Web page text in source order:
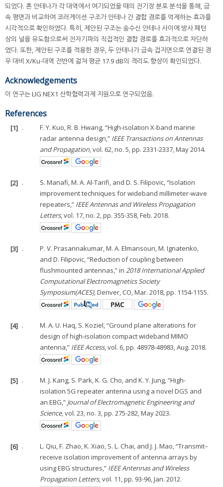
되었다. 혼 안테나가 각 대역에서 여기되었을 때의 전기장 분포 분석을 통해, 금
속 평면과 비교하여 코러게이션 구조가 안테나 간 결합 경로를 억제하는 효과를
시각적으로 확인하였다. 특히, 제안된 구조는 송수신 안테나 사이에 방사 패턴
상의 널을 유도함으로써 전자기파의 직접적인 결합 경로를 효과적으로 차단하
였다. 또한, 제안된 구조를 적용한 경우, 두 안테나가 금속 접지면으로 연결된 경
우 대비 X/Ku-대역 전반에 걸쳐 평균 17.9 dB의 격리도 향상이 확인되었다.
Acknowledgements
이 연구는 LIG NEX1 산학협력과제 지원으로 연구되었음.
References
[1] .
F. Y. Kuo, R. B. Hwang, “High-isolation X-band marine
radar antenna design,” IEEE Transactions on Antennas
and Propagation, vol. 62, no. 5, pp. 2331-2337, May 2014.
[2] .
S. Manafi, M. A. Al-Tarifi, and D. S. Filipovic, “Isolation
improvement techniques for wideband millimeter-wave
repeaters,” IEEE Antennas and Wireless Propagation
Letters, vol. 17, no. 2, pp. 355-358, Feb. 2018.
[3] .
P. V. Prasannakumar, M. A. Elmansouri, M. Ignatenko,
and D. Filipovic, “Reduction of coupling between
flushmounted antennas,” in2018 International Applied
Computational Electromagnetics Society
Symposium(ACES), Denver, CO, Mar. 2018, pp. 1154-1155.
[4] .
M. A. U. Haq, S. Koziel, “Ground plane alterations for
design of high-isolation compact wideband MIMO
antenna,” IEEE Access, vol. 6, pp. 48978-48983, Aug. 2018.
[5] .
M. J. Kang, S. Park, K. G. Cho, and K. Y. Jung, “High-
isolation 5G repeater antenna using a novel DGS and
an EBG,” Journal of Electromagnetic Engineering and
Science, vol. 23, no. 3, pp. 275-282, May 2023.
[6] .
L. Qiu, F. Zhao, K. Xiao, S. L. Chai, and J. J. Mao, “Transmit–
receive isolation improvement of antenna arrays by
using EBG structures,” IEEE Antennas and Wireless
Propagation Letters, vol. 11, pp. 93-96, Jan. 2012.